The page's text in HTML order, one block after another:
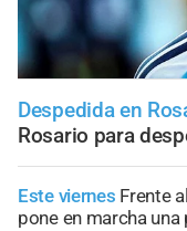
Despedida en
Rosario para
Este viernes Frente
pone en marcha